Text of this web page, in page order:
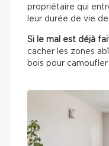
propriétaire qui
leur durée de vie
Si le mal est déjà
cacher les zones
bois pour